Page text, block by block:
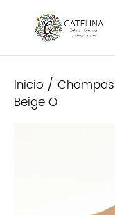
Inicio / Chompas
Beige O